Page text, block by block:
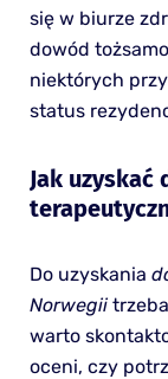
się w biurze
dowód
niektórych
status
Jak uzyskać
Do uzyskania
Norwegiitrzeba
warto
oceni, czy